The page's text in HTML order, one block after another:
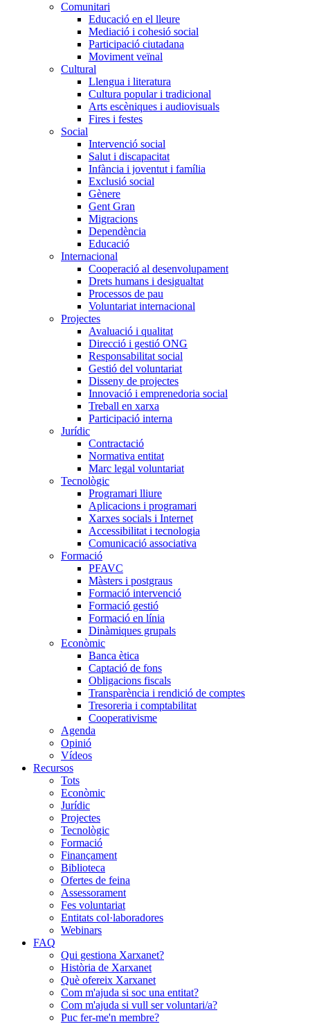
Comunitari
Educació en el lleure
Mediació i cohesió social
Participació ciutadana
Moviment veïnal
Cultural
Llengua i literatura
Cultura popular i tradicional
Arts escèniques i audiovisuals
Fires i festes
Social
Intervenció social
Salut i discapacitat
Infància i joventut i família
Exclusió social
Gènere
Gent Gran
Migracions
Dependència
Educació
Internacional
Cooperació al desenvolupament
Drets humans i desigualtat
Processos de pau
Voluntariat internacional
Projectes
Avaluació i qualitat
Direcció i gestió ONG
Responsabilitat social
Gestió del voluntariat
Disseny de projectes
Innovació i emprenedoria social
Treball en xarxa
Participació interna
Jurídic
Contractació
Normativa entitat
Marc legal voluntariat
Tecnològic
Programari lliure
Aplicacions i programari
Xarxes socials i Internet
Accessibilitat i tecnologia
Comunicació associativa
Formació
PFAVC
Màsters i postgraus
Formació intervenció
Formació gestió
Formació en línia
Dinàmiques grupals
Econòmic
Banca ètica
Captació de fons
Obligacions fiscals
Transparència i rendició de comptes
Tresoreria i comptabilitat
Cooperativisme
Agenda
Opinió
Vídeos
Recursos
Tots
Econòmic
Jurídic
Projectes
Tecnològic
Formació
Finançament
Biblioteca
Ofertes de feina
Assessorament
Fes voluntariat
Entitats col·laboradores
Webinars
FAQ
Qui gestiona Xarxanet?
Història de Xarxanet
Què ofereix Xarxanet
Com m'ajuda si soc una entitat?
Com m'ajuda si vull ser voluntari/a?
Puc fer-me'n membre?